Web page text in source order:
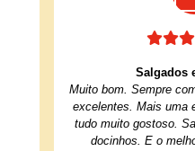
Salgados
Muito bom. Sempre
excelentes. Mais uma
tudo muito gostoso.
docinhos. E o